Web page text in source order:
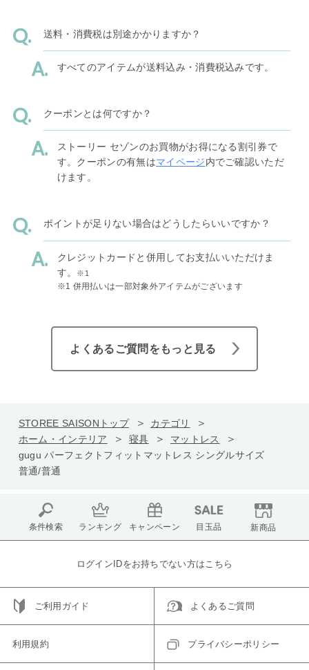
送料・消費税は別途かかりますか？
すべてのアイテムが送料込み・消費税込みです。
クーポンとは何ですか？
ストーリー セゾンのお買物がお得になる割引券で
す。クーポンの有無はマイページ内でご確認いただ
けます。
ポイントが足りない場合はどうしたらいいですか？
クレジットカードと併用してお支払いいただけま
す。
※1
※1 併用払いは一部対象外アイテムがございます
よくあるご質問をもっと見る
STOREE SAISONトップ
カテゴリ
ホーム・インテリア
寝具
マットレス
gugu パーフェクトフィットマットレス シングルサイズ
普通/普通
条件検索 ランキング キャンペーン 目玉品 新商品
ログインIDをお持ちでない方はこちら
ご利用ガイド よくあるご質問
利用規約 プライバシーポリシー